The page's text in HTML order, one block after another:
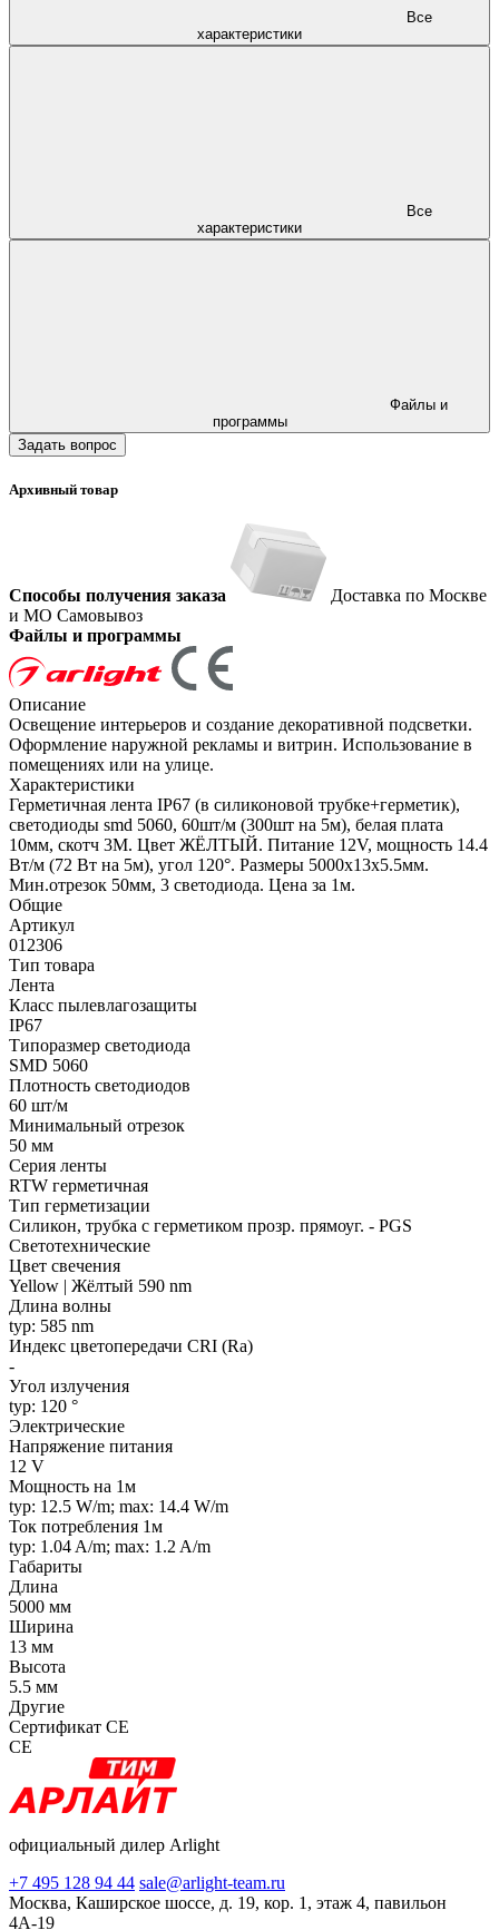
характеристики
характеристики
программы
Задать вопрос
Архивный товар
Способы получения заказа
Доставка по Москве
и МО Самовывоз
Файлы и программы
Описание
Освещение интерьеров и создание декоративной подсветки.
Оформление наружной рекламы и витрин. Использование в
помещениях или на улице.
Характеристики
Герметичная лента IP67 (в силиконовой трубке+герметик),
светодиоды smd 5060, 60шт/м (300шт на 5м), белая плата
10мм, скотч 3М. Цвет ЖЁЛТЫЙ. Питание 12V, мощность 14.4
Вт/м (72 Вт на 5м), угол 120°. Размеры 5000х13x5.5мм.
Мин.отрезок 50мм, 3 светодиода. Цена за 1м.
Общие
Артикул
012306
Тип товара
Лента
Класс пылевлагозащиты
IP67
Типоразмер светодиода
SMD 5060
Плотность светодиодов
60 шт/м
Минимальный отрезок
50 мм
Серия ленты
RTW герметичная
Тип герметизации
Силикон, трубка с герметиком прозр. прямоуг. - PGS
Светотехнические
Цвет свечения
Yellow | Жёлтый 590 nm
Длина волны
typ: 585 nm
Индекс цветопередачи CRI (Ra)
-
Угол излучения
typ: 120 °
Электрические
Напряжение питания
12 V
Мощность на 1м
typ: 12.5 W/m; max: 14.4 W/m
Ток потребления 1м
typ: 1.04 A/m; max: 1.2 A/m
Габариты
Длина
5000 мм
Ширина
13 мм
Высота
5.5 мм
Другие
Сертификат CE
CE
официальный дилер Arlight
+7 495 128 94 44 sale@arlight-team.ru
Москва, Каширское шоссе, д. 19, кор. 1, этаж 4, павильон
4А-19